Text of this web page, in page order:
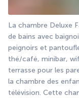
La chambre Deluxe
de bains avec
peignoirs et
thé/café, minibar,
terrasse pour les
la chambre des
télévision. Cette